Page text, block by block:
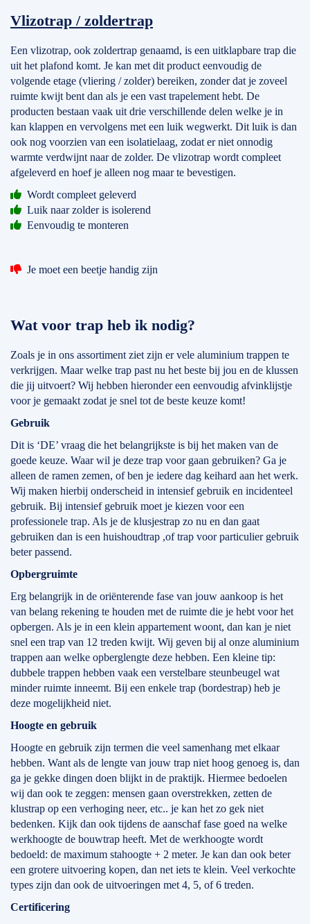
Vlizotrap / zoldertrap
Een vlizotrap, ook zoldertrap genaamd, is een uitklapbare trap die
uit het plafond komt. Je kan met dit product eenvoudig de
volgende etage (vliering / zolder) bereiken, zonder dat je zoveel
ruimte kwijt bent dan als je een vast trapelement hebt. De
producten bestaan vaak uit drie verschillende delen welke je in
kan klappen en vervolgens met een luik wegwerkt. Dit luik is dan
ook nog voorzien van een isolatielaag, zodat er niet onnodig
warmte verdwijnt naar de zolder. De vlizotrap wordt compleet
afgeleverd en hoef je alleen nog maar te bevestigen.
Wordt compleet geleverd
Luik naar zolder is isolerend
Eenvoudig te monteren
Je moet een beetje handig zijn
Wat voor trap heb ik nodig?
Zoals je in ons assortiment ziet zijn er vele aluminium trappen te
verkrijgen. Maar welke trap past nu het beste bij jou en de klussen
die jij uitvoert? Wij hebben hieronder een eenvoudig afvinklijstje
voor je gemaakt zodat je snel tot de beste keuze komt!
Gebruik
Dit is ‘DE’ vraag die het belangrijkste is bij het maken van de
goede keuze. Waar wil je deze trap voor gaan gebruiken? Ga je
alleen de ramen zemen, of ben je iedere dag keihard aan het werk.
Wij maken hierbij onderscheid in intensief gebruik en incidenteel
gebruik. Bij intensief gebruik moet je kiezen voor een
professionele trap. Als je de klusjestrap zo nu en dan gaat
gebruiken dan is een huishoudtrap ,of trap voor particulier gebruik
beter passend.
Opbergruimte
Erg belangrijk in de oriënterende fase van jouw aankoop is het
van belang rekening te houden met de ruimte die je hebt voor het
opbergen. Als je in een klein appartement woont, dan kan je niet
snel een trap van 12 treden kwijt. Wij geven bij al onze aluminium
trappen aan welke opberglengte deze hebben. Een kleine tip:
dubbele trappen hebben vaak een verstelbare steunbeugel wat
minder ruimte inneemt. Bij een enkele trap (bordestrap) heb je
deze mogelijkheid niet.
Hoogte en gebruik
Hoogte en gebruik zijn termen die veel samenhang met elkaar
hebben. Want als de lengte van jouw trap niet hoog genoeg is, dan
ga je gekke dingen doen blijkt in de praktijk. Hiermee bedoelen
wij dan ook te zeggen: mensen gaan overstrekken, zetten de
klustrap op een verhoging neer, etc.. je kan het zo gek niet
bedenken. Kijk dan ook tijdens de aanschaf fase goed na welke
werkhoogte de bouwtrap heeft. Met de werkhoogte wordt
bedoeld: de maximum stahoogte + 2 meter. Je kan dan ook beter
een grotere uitvoering kopen, dan net iets te klein. Veel verkochte
types zijn dan ook de uitvoeringen met 4, 5, of 6 treden.
Certificering